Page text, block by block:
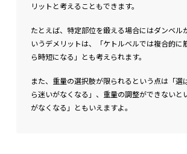
リットと考えることもできます。
たとえば、特定部位を鍛える場合にはダンベル
いうデメリットは、「ケトルベルでは複合的に
ら時短になる」とも考えられます。
また、重量の選択肢が限られるという点は「選
ら迷いがなくなる」、重量の調整ができないと
がなくなる」ともいえますよ。